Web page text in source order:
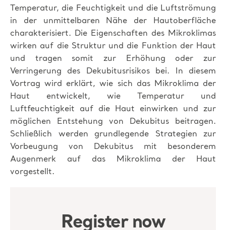
Temperatur, die Feuchtigkeit und die Luftströmung
in der unmittelbaren Nähe der Hautoberfläche
charakterisiert. Die Eigenschaften des Mikroklimas
wirken auf die Struktur und die Funktion der Haut
und tragen somit zur Erhöhung oder zur
Verringerung des Dekubitusrisikos bei. In diesem
Vortrag wird erklärt, wie sich das Mikroklima der
Haut entwickelt, wie Temperatur und
Luftfeuchtigkeit auf die Haut einwirken und zur
möglichen Entstehung von Dekubitus beitragen.
Schließlich werden grundlegende Strategien zur
Vorbeugung von Dekubitus mit besonderem
Augenmerk auf das Mikroklima der Haut
vorgestellt.